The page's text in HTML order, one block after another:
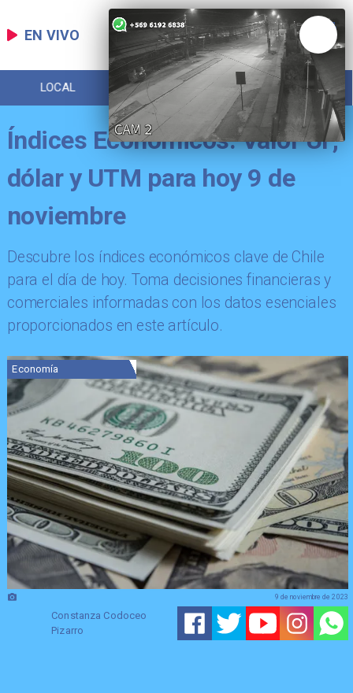
EN VIVO
LOCAL DEPORTES POLICIAL
Índices Económicos: Valor UF,
dólar y UTM para hoy 9 de
noviembre
Descubre los índices económicos clave de Chile
para el día de hoy. Toma decisiones financieras y
comerciales informadas con los datos esenciales
proporcionados en este artículo.
Economía
Constanza Codoceo
Pizarro
9 de noviembre de 2023